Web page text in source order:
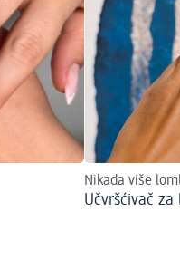
Nikada više
Učvršćivač